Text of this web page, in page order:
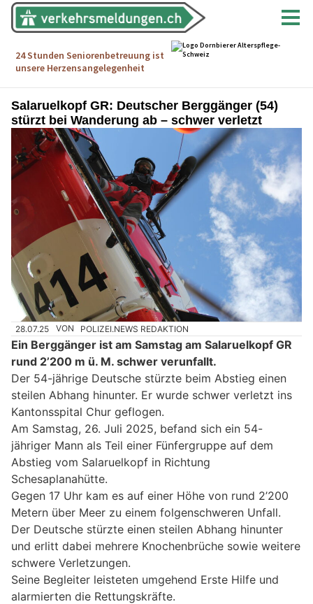
Salaruelkopf GR: Deutscher Berggänger (54)
stürzt bei Wanderung ab – schwer verletzt
28.07.25 VON POLIZEI.NEWS REDAKTION
Ein Berggänger ist am Samstag am Salaruelkopf GR
rund 2’200 m ü. M. schwer verunfallt.
Der 54-jährige Deutsche stürzte beim Abstieg einen
steilen Abhang hinunter. Er wurde schwer verletzt ins
Kantonsspital Chur geflogen.
Am Samstag, 26. Juli 2025, befand sich ein 54-
jähriger Mann als Teil einer Fünfergruppe auf dem
Abstieg vom Salaruelkopf in Richtung
Schesaplanahütte.
Gegen 17 Uhr kam es auf einer Höhe von rund 2’200
Metern über Meer zu einem folgenschweren Unfall.
Der Deutsche stürzte einen steilen Abhang hinunter
und erlitt dabei mehrere Knochenbrüche sowie weitere
schwere Verletzungen.
Seine Begleiter leisteten umgehend Erste Hilfe und
alarmierten die Rettungskräfte.